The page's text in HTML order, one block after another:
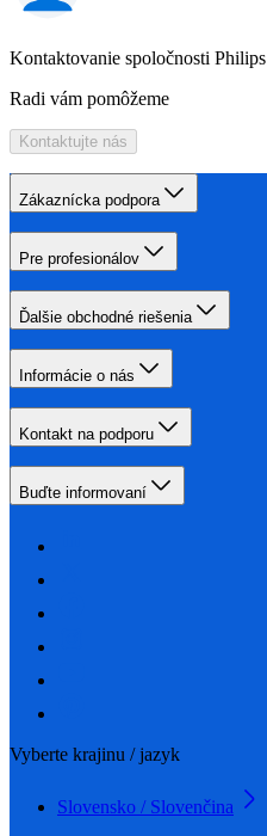
Kontaktovanie spoločnosti Philips
Radi vám pomôžeme
Kontaktujte nás
Zákaznícka podpora
Pre profesionálov
Ďalšie obchodné riešenia
Informácie o nás
Kontakt na podporu
Buďte informovaní
Vyberte krajinu / jazyk
Slovensko / Slovenčina